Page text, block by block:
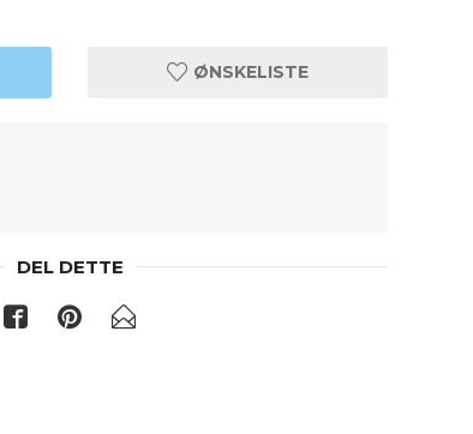
ØNSKELISTE
DEL DETTE